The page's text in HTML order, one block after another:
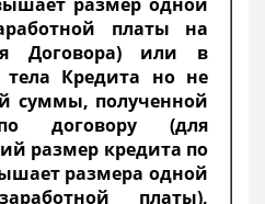
платы на
Договора) или в
тела Кредита но не
суммы, полученной
договору (для
размер кредита по
размера одной
платы),